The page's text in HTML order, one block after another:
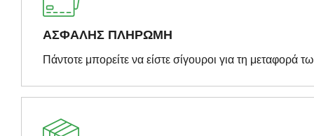
ΑΣΦΑΛΗΣ ΠΛΗΡΩΜΗ
Πάντοτε μπορείτε να είστε σίγουροι για τη μεταφορά